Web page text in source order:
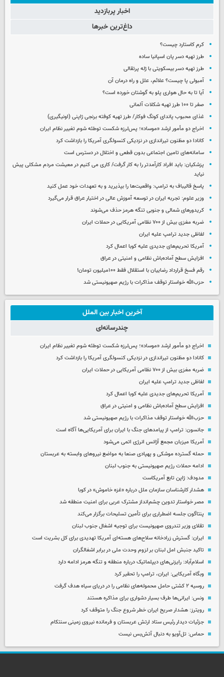
اخبار پربازدید
داغ‌ترین خبرها
کرم کاستارد چیست؟
طرز تهیه دسر پان اسپانیا ساده
طرز تهیه دسر بیسکویتی با ژله پرتقالی
آمبولی پا چیست؟ علائم، علل و راه درمان آن
آیا تا به حال هواری پلو به گوشتان خورده است؟
صفر تا ۱۰۰ طرز تهیه شکلات آلمانی
غذای محبوب پاندای کونگ فوکار/ طرز تهیه کوفته برنجی ژاپنی (اونیگیری)
اخراج دو مأمور ارشد «موساد»؛ پس‌لرزه شکست توطئه شوم تغییر نظام ایران
کانادا دو مظنون تیراندازی در نزدیکی کنسولگری آمریکا را بازداشت کرد
سامانه‌های تامین اجتماعی بدون قطعی و اختلال در دسترس است
پزشکیان: باید افراد کارآمدتر را به کار گرفت/ کاری می کنیم در معیشت مردم مشکلی پیش
نیاید
پاسخ قالیباف به ترامپ: واقعیت‌ها را بپذیرید و به تعهدات خود عمل کنید
وزیر علوم: تجربه ایران در توسعه آموزش عالی در اختیار عراق قرار می‌گیرد
کریدورهای شمالی و جنوبی تنگه هرمز حذف می‌شوند
ضربه مغزی بیش از ۷۰۰ نظامی آمریکایی در حملات ایران
لفاظی جدید ترامپ علیه ایران
آمریکا تحریم‌های جدیدی علیه کوبا اعمال کرد
افزایش سطح آماده‌باش نظامی و امنیتی در عراق
رقم فسخ قرارداد رضاییان با استقلال فقط ۱۰۰میلیون تومان!
حزب‌الله خواستار توقف مذاکرات با رژیم صهیونیستی شد
آخرین اخبار بین الملل
چندرسانه‌ای
اخراج دو مأمور ارشد «موساد»؛ پس‌لرزه شکست توطئه شوم تغییر نظام ایران
کانادا دو مظنون تیراندازی در نزدیکی کنسولگری آمریکا را بازداشت کرد
ضربه مغزی بیش از ۷۰۰ نظامی آمریکایی در حملات ایران
لفاظی جدید ترامپ علیه ایران
آمریکا تحریم‌های جدیدی علیه کوبا اعمال کرد
افزایش سطح آماده‌باش نظامی و امنیتی در عراق
حزب‌الله خواستار توقف مذاکرات با رژیم صهیونیستی شد
جانسون: ترامپ از پیامدهای جنگ با ایران برای آمریکایی‌ها آگاه است
آمریکا میزبان مجمع آژانس انرژی اتمی می‌شود
حمله گسترده موشکی و پهپادی صنعا به مواضع نیروهای وابسته به عربستان
ادامه حملات رژیم صهیونیستی به جنوب لبنان
مدودف: ژاپن تابع آمریکاست
هشدار کارشناسان سازمان ملل درباره «غزه‌ خاموش» در کوبا
مصر خواستار تدوین چشم‌انداز مشترک عربی برای امنیت منطقه شد
پنتاگون جلسه اضطراری برای تأمین تسلیحات برگزار می‌کند
تقلای وزیر تندروی صهیونیست برای توجیه اشغال جنوب لبنان
ایران: گسترش زرادخانه سلاح‌های هسته‌ای آمریکا تهدیدی برای کل بشریت است
تاکید جنبش امل لبنان بر لزوم وحدت ملی در برابر اشغالگران
اسلام‌آباد: رایزنی‌های دیپلماتیک درباره منطقه و تنگه هرمز ادامه دارد
وبگاه آمریکایی: ایران، ترامپ را تحقیر کرد
روسیه ۲ کشتی حامل محموله‌های نظامی را در دریای سیاه هدف گرفت
ونس: ایرانی‌ها طرف بسیار دشواری برای مذاکره هستند
رویترز: هشدار صریح ایران خطر شروع جنگ را متوقف کرد
جزئیات دیدار رئیس ستاد ارتش عربستان و فرمانده نیروی زمینی سنتکام
حماس: تل‌آویو به دنبال آتش‌بس نیست